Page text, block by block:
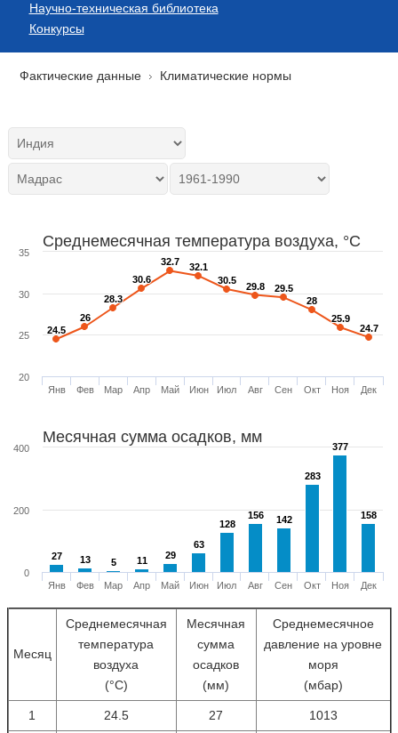
Научно-техническая библиотека
Конкурсы
Фактические данные Климатические нормы
Среднемесячная температура воздуха, °C
24.5
24.5
26
26
28.3
28.3
30.6
30.6
32.7
32.7 32.1
32.1
30.5
30.5
29.8
29.8 29.5
29.5
28
28
25.9
25.9
24.7
24.7
Янв Фев Мар Апр Май Июн Июл Авг Сен Окт Ноя Дек
20
25
30
35
Месячная сумма осадков, мм
27
27 13
13 5
5 11
11 29
29
63
63
128
128
156
156 142
142
283
283
377
377
158
158
Янв Фев Мар Апр Май Июн Июл Авг Сен Окт Ноя Дек
0
200
400
Месяц
Среднемесячная
температура
воздуха
(°С)
Месячная
сумма
осадков
(мм)
Среднемесячное
давление на уровне
моря
(мбар)
1 24.5 27 1013